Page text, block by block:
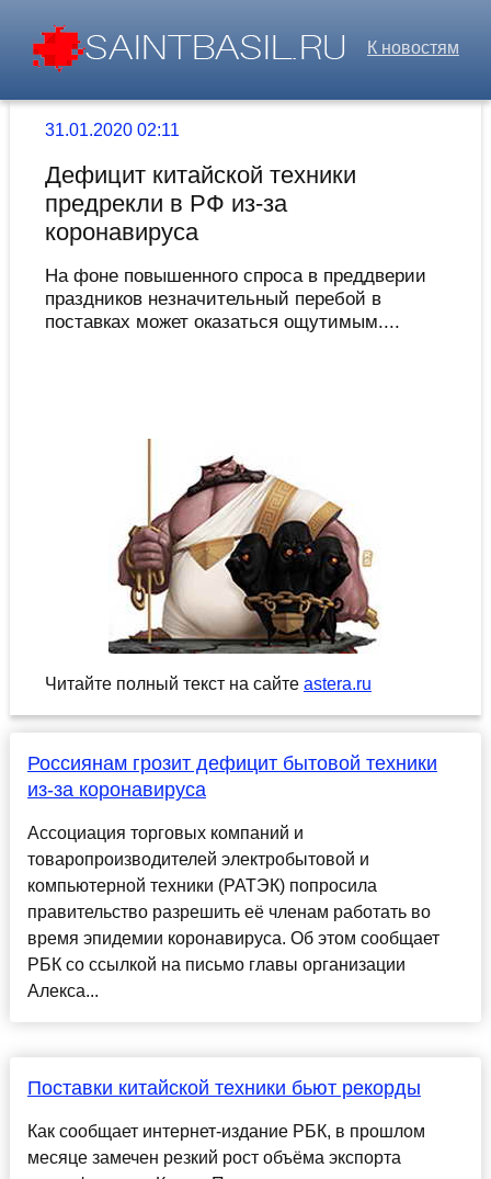
К новостям
31.01.2020 02:11
Дефицит китайской техники
предрекли в РФ из-за
коронавируса
На фоне повышенного спроса в преддверии
праздников незначительный перебой в
поставках может оказаться ощутимым....
Читайте полный текст на сайте astera.ru
Россиянам грозит дефицит бытовой техники
из-за коронавируса
Ассоциация торговых компаний и
товаропроизводителей электробытовой и
компьютерной техники (РАТЭК) попросила
правительство разрешить её членам работать во
время эпидемии коронавируса. Об этом сообщает
РБК со ссылкой на письмо главы организации
Алекса...
Поставки китайской техники бьют рекорды
Как сообщает интернет-издание РБК, в прошлом
месяце замечен резкий рост объёма экспорта